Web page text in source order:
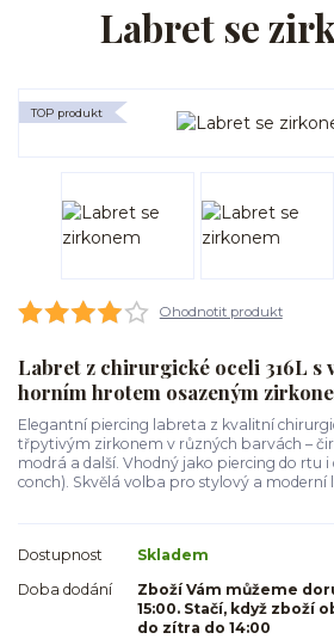
Labret se
TOP produkt
Ohodnotit produkt
Labret z chirurgické oceli 316L s
horním hrotem osazeným
Elegantní piercing labreta z kvalitní
třpytivým zirkonem v různých barvách –
modrá a další. Vhodný jako piercing do rtu i
conch). Skvělá volba pro stylový a moderní
Dostupnost
Skladem
Doba dodání
Zboží Vám můžeme
15:00. Stačí, když zboží
do zítra do 14:00